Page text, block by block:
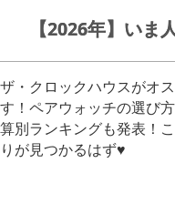
【2026年】いま
ザ・クロックハウスがオ
す！ペアウォッチの選び
算別ランキングも発表！
りが見つかるはず♥